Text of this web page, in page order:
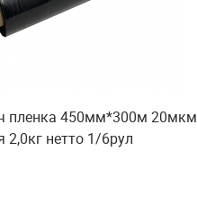
пленка 450мм*300м 20мкм
2,0кг нетто 1/6рул